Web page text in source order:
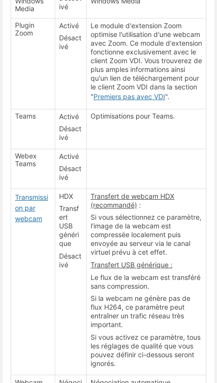
Media
ivé
Plugin
Zoom
Activé
Désact
ivé
Le module d'extension Zoom
optimise l'utilisation d'une webcam
avec Zoom. Ce module d'extension
fonctionne exclusivement avec le
client Zoom VDI. Vous trouverez de
plus amples informations ainsi
qu'un lien de téléchargement pour
le client Zoom VDI dans la section
"Premiers pas avec VDI".
Teams
Activé
Désact
ivé
Optimisations pour Teams.
Webex
Teams
Activé
Désact
ivé
Transmissi
on par
webcam
HDX
Transf
ert
USB
généri
que
Désact
ivé
Transfert de webcam HDX
(recommandé) :
Si vous sélectionnez ce paramètre,
l'image de la webcam est
compressée localement puis
envoyée au serveur via le canal
virtuel prévu à cet effet.
Transfert USB générique :
Le flux de la webcam est transféré
sans compression.
Si la webcam ne génère pas de
flux H264, ce paramètre peut
entraîner un trafic réseau très
important.
Si vous activez ce paramètre, tous
les réglages de qualité que vous
pouvez définir ci-dessous seront
ignorés.